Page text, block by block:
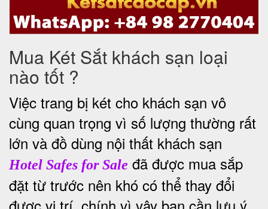
Mua Két Sắt khách sạn loại
nào tốt ?
Việc trang bị két cho khách sạn vô
cùng quan trọng vì số lượng thường rất
lớn và đồ dùng nội thất khách sạn
Hotel Safes for Sale đã được mua sắp
đặt từ trước nên khó có thể thay đổi
được vị trí, chính vì vậy bạn cần lưu ý